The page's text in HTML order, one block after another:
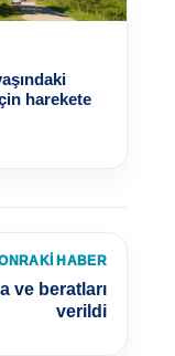
harekete
HABER
ve beratları
verildi